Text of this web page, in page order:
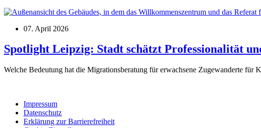
07. April 2026
Spotlight Leipzig: Stadt schätzt Professionalität
Welche Bedeutung hat die Migrationsberatung für erwachsene Zugewanderte für
Impressum
Datenschutz
Erklärung zur Barrierefreiheit